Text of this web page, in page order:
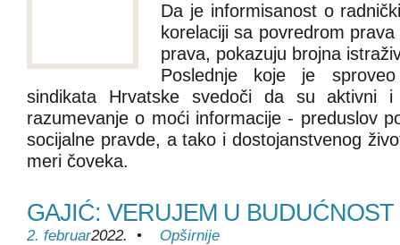
Da je informisanost o
korelaciji sa povredrom
prava, pokazuju brojna
Poslednje koje je
sindikata Hrvatske svedoči da su aktivni
razumevanje o moći informacije - preduslov
socijalne pravde, a tako i dostojanstvenog
meri čoveka.
GAJIĆ: VERUJEM U BUDUĆNOST
2. februar2022. • Opširnije